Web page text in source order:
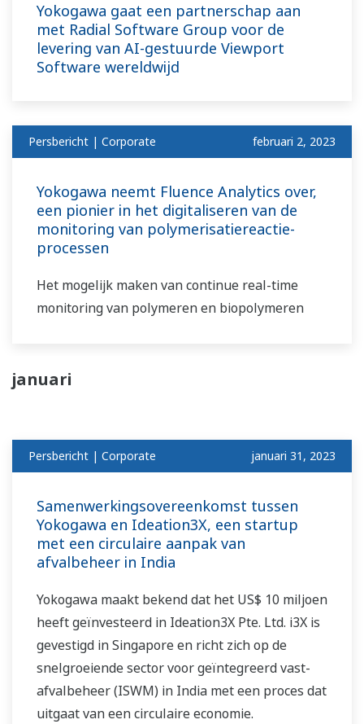
Yokogawa gaat een partnerschap aan
met Radial Software Group voor de
levering van AI-gestuurde Viewport
Software wereldwijd
Persbericht | Corporate februari 2, 2023
Yokogawa neemt Fluence Analytics over,
een pionier in het digitaliseren van de
monitoring van polymerisatiereactie-
processen
Het mogelijk maken van continue real-time
monitoring van polymeren en biopolymeren
januari
Persbericht | Corporate januari 31, 2023
Samenwerkingsovereenkomst tussen
Yokogawa en Ideation3X, een startup
met een circulaire aanpak van
afvalbeheer in India
Yokogawa maakt bekend dat het US$ 10 miljoen
heeft geïnvesteerd in Ideation3X Pte. Ltd. i3X is
gevestigd in Singapore en richt zich op de
snelgroeiende sector voor geïntegreerd vast-
afvalbeheer (ISWM) in India met een proces dat
uitgaat van een circulaire economie.